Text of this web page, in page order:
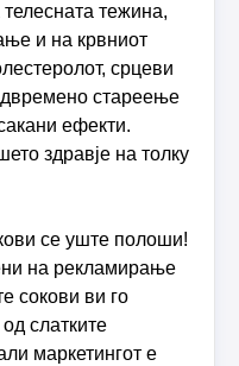
тежина,
и на крвниот
срцеви
стареење
ефекти.
здравје на толку
се уште полоши!
на рекламирање
сокови ви го
слатките
маркетингот е